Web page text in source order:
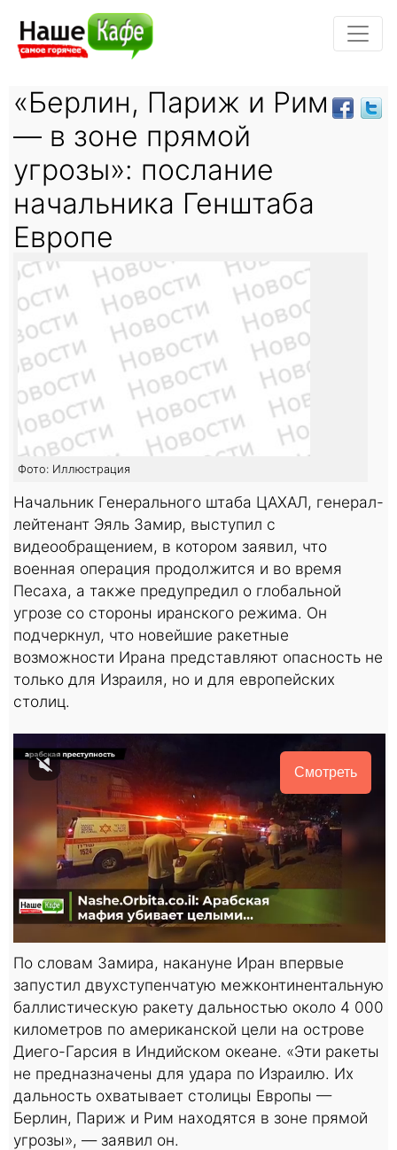
«Берлин, Париж и Рим
— в зоне прямой
угрозы»: послание
начальника Генштаба
Европе
Фото: Иллюстрация
Начальник Генерального штаба ЦАХАЛ, генерал-
лейтенант Эяль Замир, выступил с
видеообращением, в котором заявил, что
военная операция продолжится и во время
Песаха, а также предупредил о глобальной
угрозе со стороны иранского режима. Он
подчеркнул, что новейшие ракетные
возможности Ирана представляют опасность не
только для Израиля, но и для европейских
столиц.
Смотреть
По словам Замира, накануне Иран впервые
запустил двухступенчатую межконтинентальную
баллистическую ракету дальностью около 4 000
километров по американской цели на острове
Диего-Гарсия в Индийском океане. «Эти ракеты
не предназначены для удара по Израилю. Их
дальность охватывает столицы Европы —
Берлин, Париж и Рим находятся в зоне прямой
угрозы», — заявил он.